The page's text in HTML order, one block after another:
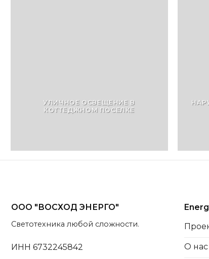
УЛИЧНОЕ ОСВЕЩЕНИЕ В
КОТТЕДЖНОМ ПОСЕЛКЕ
ООО "ВОСХОД ЭНЕРГО"
Светотехника любой сложности.
ИНН 6732245842 О нас